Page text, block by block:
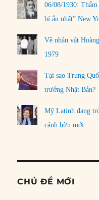
06/08/1930:
bí ẩn nhất” New
Về nhân vật
1979
Tại sao Trung
trưởng Nhật Bản?
Mỹ Latinh đang
cánh hữu mới
CHỦ ĐỀ MỚI